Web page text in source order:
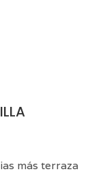
más terraza